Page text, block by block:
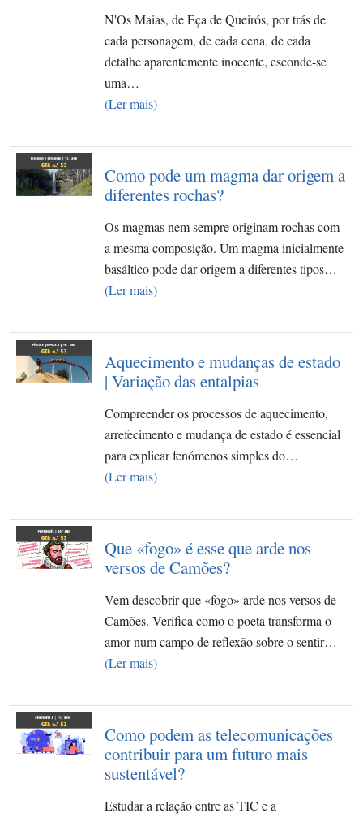
N'Os Maias, de Eça de Queirós, por trás de
cada personagem, de cada cena, de cada
detalhe aparentemente inocente, esconde-se
uma…
(Ler mais)
Como pode um magma dar origem a
diferentes rochas?
Os magmas nem sempre originam rochas com
a mesma composição. Um magma inicialmente
basáltico pode dar origem a diferentes tipos…
(Ler mais)
Aquecimento e mudanças de estado
| Variação das entalpias
Compreender os processos de aquecimento,
arrefecimento e mudança de estado é essencial
para explicar fenómenos simples do…
(Ler mais)
Que «fogo» é esse que arde nos
versos de Camões?
Vem descobrir que «fogo» arde nos versos de
Camões. Verifica como o poeta transforma o
amor num campo de reflexão sobre o sentir…
(Ler mais)
Como podem as telecomunicações
contribuir para um futuro mais
sustentável?
Estudar a relação entre as TIC e a